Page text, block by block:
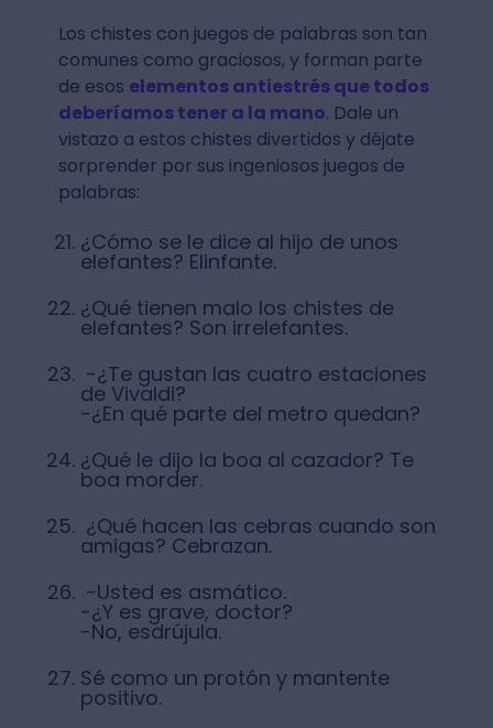
Los chistes con juegos de palabras son tan
comunes como graciosos, y forman parte
de esos elementos antiestrés que todos
deberíamos tener a la mano. Dale un
vistazo a estos chistes divertidos y déjate
sorprender por sus ingeniosos juegos de
palabras:
¿Cómo se le dice al hijo de unos
elefantes? Elinfante.
¿Qué tienen malo los chistes de
elefantes? Son irrelefantes.
-¿Te gustan las cuatro estaciones
de Vivaldi?
-¿En qué parte del metro quedan?
¿Qué le dijo la boa al cazador? Te
boa morder.
¿Qué hacen las cebras cuando son
amigas? Cebrazan.
-Usted es asmático.
-¿Y es grave, doctor?
-No, esdrújula.
Sé como un protón y mantente
positivo.